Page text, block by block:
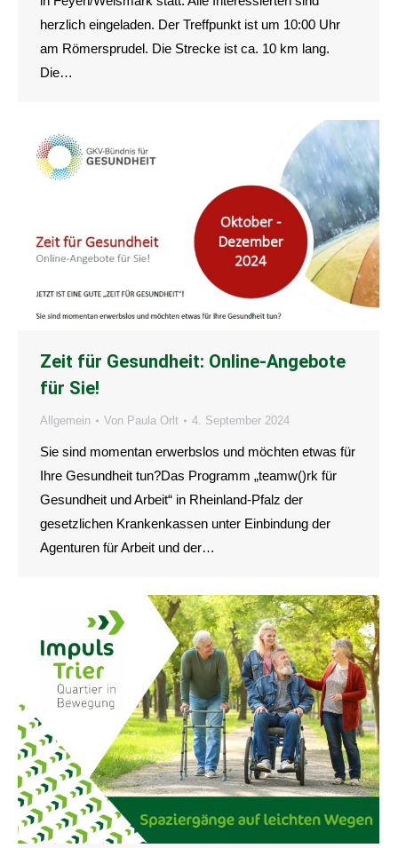
herzlich eingeladen. Der Treffpunkt ist um 10:00 Uhr
am Römersprudel. Die Strecke ist ca. 10 km lang.
Die…
Zeit für Gesundheit: Online-Angebote
für Sie!
Allgemein Von Paula Orlt 4. September 2024
Sie sind momentan erwerbslos und möchten etwas für
Ihre Gesundheit tun?Das Programm „teamw()rk für
Gesundheit und Arbeit“ in Rheinland-Pfalz der
gesetzlichen Krankenkassen unter Einbindung der
Agenturen für Arbeit und der…